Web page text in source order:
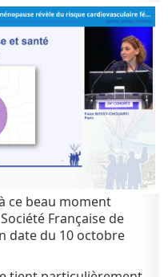
ce beau moment
Française de
date du 10 octobre